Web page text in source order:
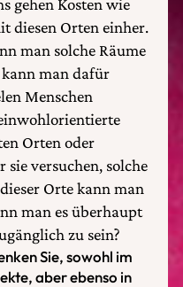
gehen Kosten wie
diesen Orten einher.
man solche Räume
man dafür
Menschen
Orten oder
sie versuchen, solche
Orte kann man
man es überhaupt
zu sein?
Sie, sowohl im
aber ebenso in